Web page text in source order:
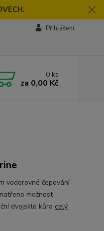
Přihlášení
0 ks
za 0,00 Kč
vodorovné čepování
možnost
dvojsklo kůra celý